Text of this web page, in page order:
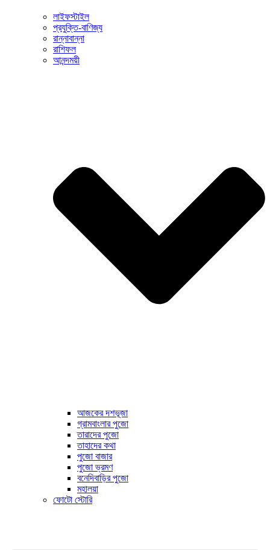
লাইফস্টাইল
প্রযুক্তি-বাণিজ্য
রান্নাবান্না
রাশিফল
আনন্দময়ী
আজকের দশভূজা
গ্রামবাংলার পুজো
তারাদের পুজো
তাহাদের কথা
পুজো বাজার
পুজো ভ্রমণ
বনেদিবাড়ির পুজো
মহালয়া
ফোটো স্টোরি